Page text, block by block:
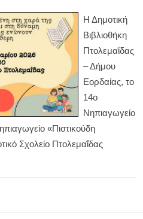
Η Δημοτική
Βιβλιοθήκη
Πτολεμαΐδας
– Δήμου
Εορδαίας, το
14ο
Νηπιαγωγείο
«Πιστικούδη
Σχολείο Πτολεμαΐδας